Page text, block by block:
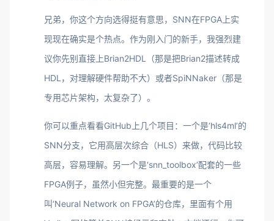
兄弟，你这个方向选得挺有意思，SNN在FPGA上实
现现在确实是个热点。作为刚入门的新手，我强烈建
议你先别直接上Brian2HDL（那是把Brian2描述转成
HDL，对理解硬件帮助不大）或者SpiNNaker（那是
专用芯片架构，太复杂了）。
你可以重点看看GitHub上几个项目：一个是‘hls4ml’的
SNN分支，它用高层次综合（HLS）来做，代码比较
高层，容易理解。另一个是‘snn_toolbox’配套的一些
FPGA例子，虽然小但完整。最重要的是一个
叫‘Neural Network on FPGA’的仓库，里面有个用